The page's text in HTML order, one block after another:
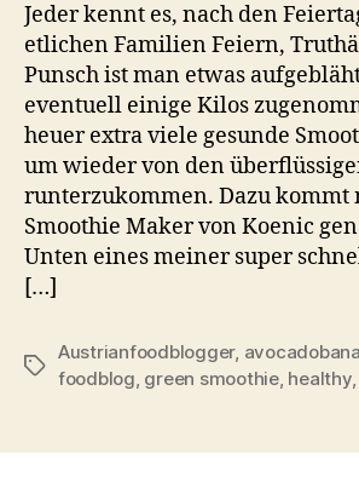
Jeder kennt es, nach den
etlichen Familien Feiern,
Punsch ist man etwas
eventuell einige Kilos
heuer extra viele gesunde
um wieder von den
runterzukommen. Dazu
Smoothie Maker von Koenic
Unten eines meiner super
[…]
Schlagwörter
Austrianfoodblogger,
foodblog, green smoothie, healthy,